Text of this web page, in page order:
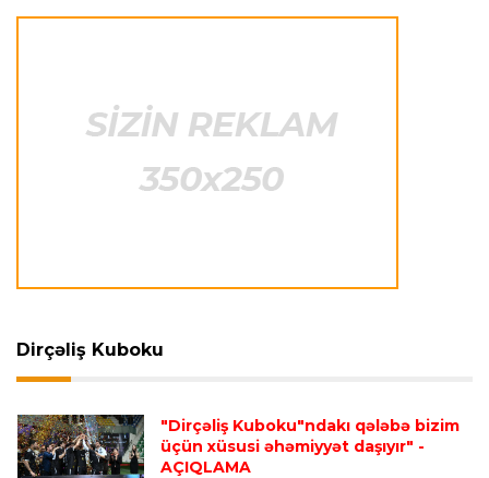
İtaliya S.A. 23:27 06.08.2026
Neapolda Maradonanın adını daşıyan yeni
stadion tikiləcək
"Reyncers" uduzdu, ÇSKA-dan inamlı qələbə
Transfer
İngiltərə P.L. 23:14 06.08.2026
Dirçəliş Kuboku
"Dirçəliş Kuboku"ndakı qələbə bizim
üçün xüsusi əhəmiyyət daşıyır" -
AÇIQLAMA